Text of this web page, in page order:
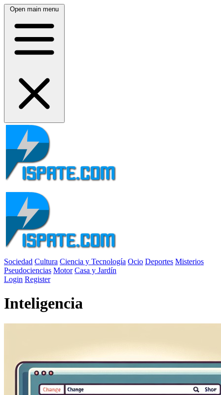
Open main menu
Sociedad Cultura Ciencia y Tecnología Ocio Deportes Misterios
Pseudociencias Motor Casa y Jardín
Login Register
Inteligencia